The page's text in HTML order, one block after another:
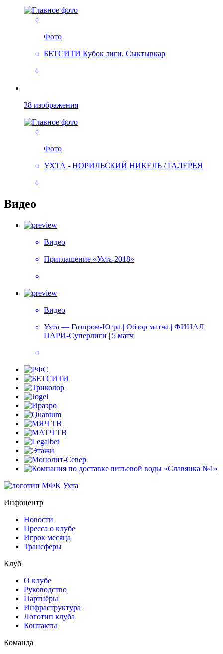
Фото
БЕТСИТИ Кубок лиги. Сыктывкар
38 изображения
Фото
УХТА - НОРИЛЬСКИЙ НИКЕЛЬ / ГАЛЕРЕЯ
Видео
Видео
Приглашение «Ухта-2018»
Видео
Ухта — Газпром-Югра | Обзор матча | ФИНАЛ
ПАРИ-Суперлиги | 5 матч
Инфоцентр
Новости
Пресса о клубе
Игрок месяца
Трансферы
Клуб
О клубе
Руководство
Партнёры
Инфраструктура
Логотип клуба
Контакты
Команда